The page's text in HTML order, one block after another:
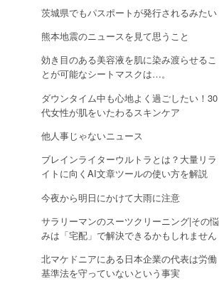
茨城県でもパスポートが発行されるみたい
熊本地震のニュースを見て思うこと
効き目のある美容液を肌に染み渡らせるこ
とが可能なシートマスクは…。
ダウンタイム中も心地よく過ごしたい！30
代女性が肌をいたわるスキンケア
他人事じゃないニュース
ブレインライターウルトラとは？大量リラ
イトに向くAI文章ツールの使い方を解説
今夜から明日にかけて大雨に注意
サラリーマンのスーツクリーニング|その悩
みは「宅配」で解決できるかもしれません
北マケドニアにある日本企業の代表は労働
基準法を守っていないという事実